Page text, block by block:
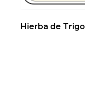
Hierba de Trigo